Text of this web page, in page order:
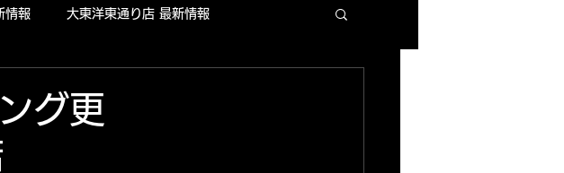
情報 大東洋東通り店 最新情報
グ更